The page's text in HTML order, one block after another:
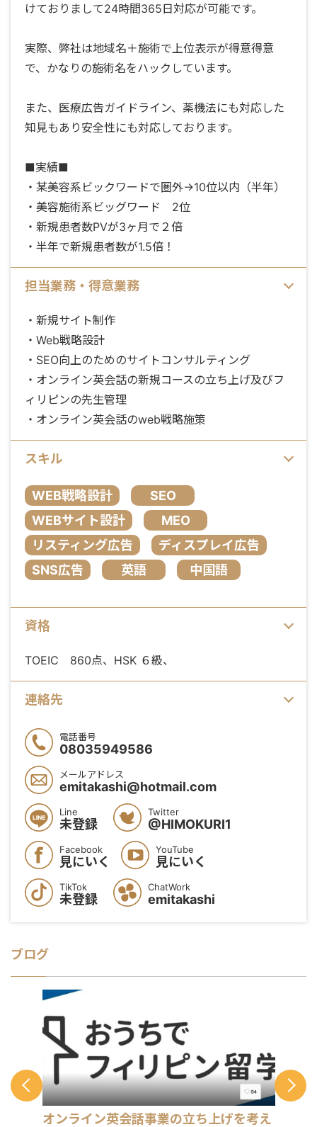
けておりまして24時間365日対応が可能です。
実際、弊社は地域名＋施術で上位表示が得意得意
で、かなりの施術名をハックしています。
また、医療広告ガイドライン、薬機法にも対応した
知見もあり安全性にも対応しております。
■実績■
・某美容系ビックワードで圏外→10位以内（半年）
・美容施術系ビッグワード 2位
・新規患者数PVが3ヶ月で２倍
・半年で新規患者数が1.5倍！
担当業務・得意業務
・新規サイト制作
・Web戦略設計
・SEO向上のためのサイトコンサルティング
・オンライン英会話の新規コースの立ち上げ及びフ
ィリピンの先生管理
・オンライン英会話のweb戦略施策
スキル
WEB戦略設計
SEO
WEBサイト設計
MEO
リスティング広告
ディスプレイ広告
SNS広告
英語 中国語
資格
TOEIC 860点、HSK ６級、
連絡先
電話番号
08035949586
メールアドレス
emitakashi@hotmail.com
Line
未登録
Twitter
@HIMOKURI1
Facebook
見にいく
YouTube
見にいく
TikTok
未登録
ChatWork
emitakashi
ブログ
オンライン英会話事業の立ち上げを考え